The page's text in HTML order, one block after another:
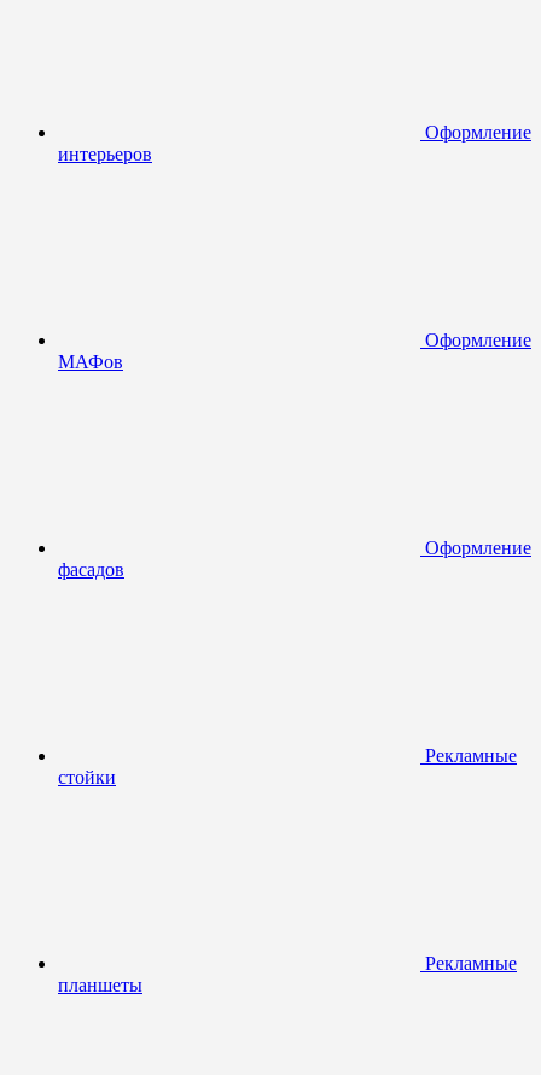
Оформление
интерьеров
Оформление
МАФов
Оформление
фасадов
Рекламные
стойки
Рекламные
планшеты